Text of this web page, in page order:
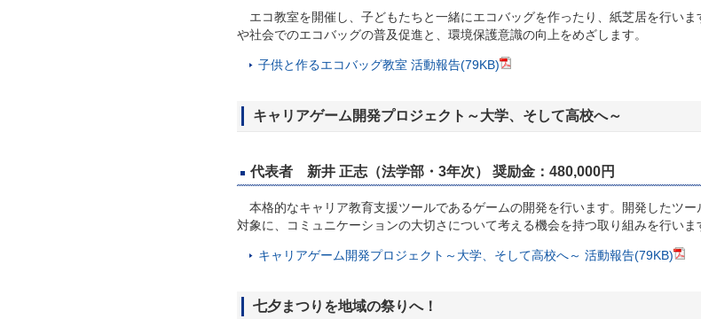
エコ教室を開催し、子どもたちと一緒にエコバッグを作ったり、紙芝居を行いま
や社会でのエコバッグの普及促進と、環境保護意識の向上をめざします。
子供と作るエコバッグ教室 活動報告(79KB)
キャリアゲーム開発プロジェクト～大学、そして高校へ～
代表者 新井 正志（法学部・3年次） 奨励金：480,000円
本格的なキャリア教育支援ツールであるゲームの開発を行います。開発したツー
対象に、コミュニケーションの大切さについて考える機会を持つ取り組みを行いま
キャリアゲーム開発プロジェクト～大学、そして高校へ～ 活動報告(79KB)
七夕まつりを地域の祭りへ！